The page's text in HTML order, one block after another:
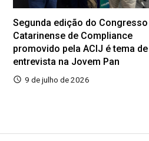
Segunda edição do Congresso
Catarinense de Compliance
promovido pela ACIJ é tema de
entrevista na Jovem Pan
9 de julho de 2026